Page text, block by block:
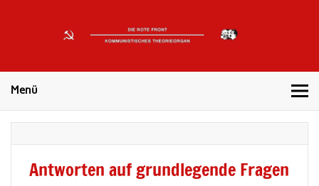
FRONT
Menü
Antworten auf grundlegende Fragen